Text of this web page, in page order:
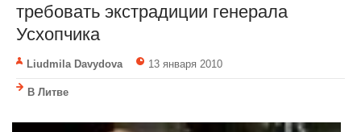
требовать экстрадиции генерала
Усхопчика
Liudmila Davydova 13 января 2010
В Литве